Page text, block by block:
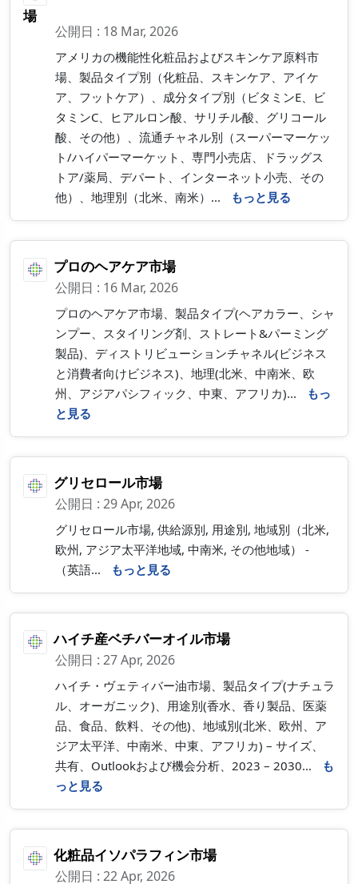
場
公開日 : 18 Mar, 2026
アメリカの機能性化粧品およびスキンケア原料市
場、製品タイプ別（化粧品、スキンケア、アイケ
ア、フットケア）、成分タイプ別（ビタミンE、ビ
タミンC、ヒアルロン酸、サリチル酸、グリコール
酸、その他）、流通チャネル別（スーパーマーケッ
ト/ハイパーマーケット、専門小売店、ドラッグス
トア/薬局、デパート、インターネット小売、その
他）、地理別（北米、南米）...
もっと見る
プロのヘアケア市場
公開日 : 16 Mar, 2026
プロのヘアケア市場、製品タイプ(ヘアカラー、シャ
ンプー、スタイリング剤、ストレート&パーミング
製品)、ディストリビューションチャネル(ビジネス
と消費者向けビジネス)、地理(北米、中南米、欧
州、アジアパシフィック、中東、アフリカ)...
もっ
と見る
グリセロール市場
公開日 : 29 Apr, 2026
グリセロール市場, 供給源別, 用途別, 地域別（北米,
欧州, アジア太平洋地域, 中南米, その他地域） -
（英語...
もっと見る
ハイチ産ベチバーオイル市場
公開日 : 27 Apr, 2026
ハイチ・ヴェティバー油市場、製品タイプ(ナチュラ
ル、オーガニック)、用途別(香水、香り製品、医薬
品、食品、飲料、その他)、地域別(北米、欧州、ア
ジア太平洋、中南米、中東、アフリカ) – サイズ、
共有、Outlookおよび機会分析、2023 – 2030...
も
っと見る
化粧品イソパラフィン市場
公開日 : 22 Apr, 2026